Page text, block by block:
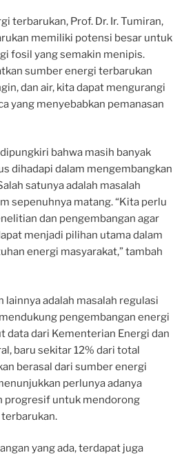
terbarukan, Prof. Dr. Ir. Tumiran,
memiliki potensi besar untuk
fosil yang semakin menipis.
sumber energi terbarukan
dan air, kita dapat mengurangi
yang menyebabkan pemanasan
bahwa masih banyak
dihadapi dalam mengembangkan
satunya adalah masalah
sepenuhnya matang. “Kita perlu
dan pengembangan agar
menjadi pilihan utama dalam
energi masyarakat,” tambah
lainnya adalah masalah regulasi
pengembangan energi
data dari Kementerian Energi dan
baru sekitar 12% dari total
berasal dari sumber energi
perlunya adanya
progresif untuk mendorong
yang ada, terdapat juga